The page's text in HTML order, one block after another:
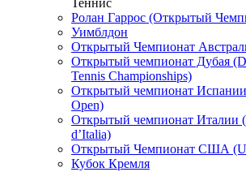
Теннис
Ролан Гаррос (Открытый
Уимблдон
Открытый Чемпионат
Открытый чемпионат Дубая
Tennis Championships)
Открытый чемпионат
Open)
Открытый чемпионат Италии
d’Italia)
Открытый Чемпионат США
Кубок Кремля